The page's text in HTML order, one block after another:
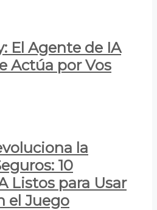
El Agente de IA
Actúa por Vos
la
10
Listos para Usar
el Juego